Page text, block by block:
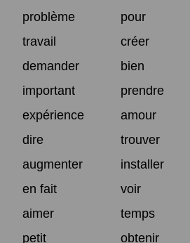
problème
pour
travail
créer
demander
bien
important
prendre
expérience
amour
dire
trouver
augmenter
installer
en fait
voir
aimer
temps
petit
obtenir